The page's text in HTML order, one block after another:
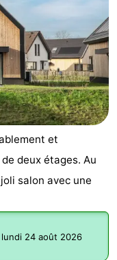
et
deux étages. Au
salon avec une
lundi 24 août 2026